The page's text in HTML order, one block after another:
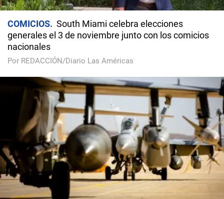
COMICIOS
South Miami celebra elecciones
generales el 3 de noviembre junto con los comicios
nacionales
Por REDACCIÓN/Diario Las Américas